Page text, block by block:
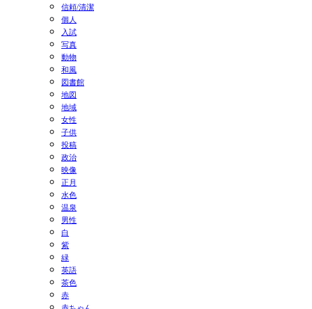
信頼/清潔
個人
入試
写真
動物
和風
図書館
地図
地域
女性
子供
投稿
政治
映像
正月
水色
温泉
男性
白
紫
緑
英語
茶色
赤